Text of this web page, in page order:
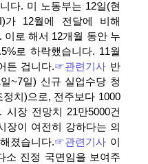
다. 미 노동부는 12일(현
가 12월에 전달에 비해
이로 해서 12개월 동안 누
로 하락했습니다. 11월
든 겁니다.☞관련기사 반
~7일) 신규 실업수당 청
치)으로, 전주보다 1000
시장 전망치 21만5000건
장이 여전히 강하다는 의
졌습니다.☞관련기사 이
소 진정 국면임을 보여주